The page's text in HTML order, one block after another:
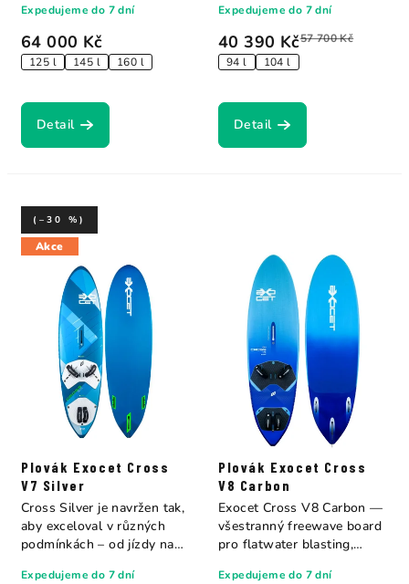
64 000 Kč
125 l 145 l 160 l
Expedujeme do 7 dní
Detail
40 390 Kč57 700 Kč
94 l
104 l
Expedujeme do 7 dní
Detail
Akce
Plovák Exocet Cross
V7 Silver
(–30 %)
Expedujeme do 7 dní
Cross Silver je navržen tak,
aby exceloval v různých
podmínkách – od jízdy na
Plovák Exocet Cross
V8 Carbon
Expedujeme do 7 dní
Exocet Cross V8 Carbon —
všestranný freewave board
pro flatwater blasting,